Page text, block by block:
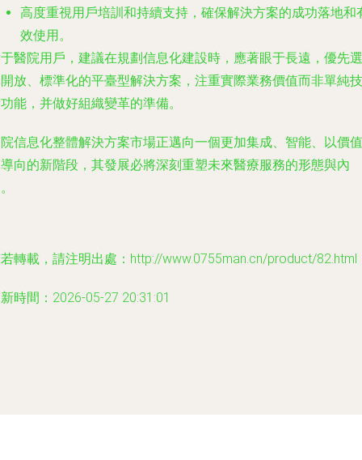
高度重視用戶培訓和持續支持，確保解決方案的成功落地和
效使用。
醫院用戶，建議在規劃信息化建設時，應著眼于長遠，優先選
放、標準化的平臺型解決方案，注重實際業務價值而非單純技
能，并做好組織變革的準備。
信息化整體解決方案市場正邁向一個更加集成、智能、以價值
向的新階段，其發展必將深刻重塑未來醫療服務的形態與內
轉載，請注明出處：http://www.0755man.cn/product/82.html
時間：2026-05-27 20:31:01